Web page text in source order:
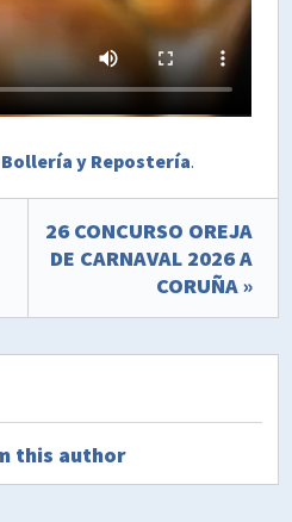
Bollería y Repostería.
26 CONCURSO OREJA
DE CARNAVAL 2026 A
CORUÑA »
this author